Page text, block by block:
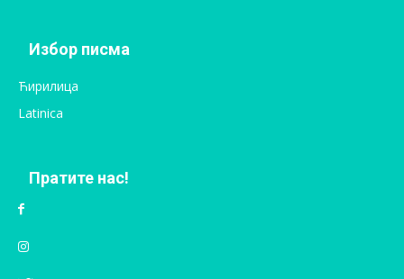
Избор писма
Ћирилица
Latinica
Пратите нас!